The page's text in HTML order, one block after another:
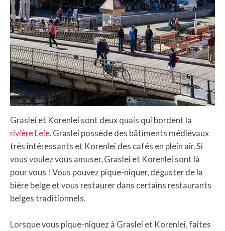
Graslei et Korenlei sont deux quais qui bordent la
rivière Leie. Graslei possède des bâtiments médiévaux
très intéressants et Korenlei des cafés en plein air. Si
vous voulez vous amuser, Graslei et Korenlei sont là
pour vous ! Vous pouvez pique-niquer, déguster de la
bière belge et vous restaurer dans certains restaurants
belges traditionnels.
Lorsque vous pique-niquez à Graslei et Korenlei, faites